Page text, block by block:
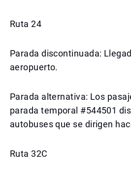
Ruta 24
Parada discontinuada:
aeropuerto.
Parada alternativa: Los
parada temporal #544501
autobuses que se dirigen
Ruta 32C